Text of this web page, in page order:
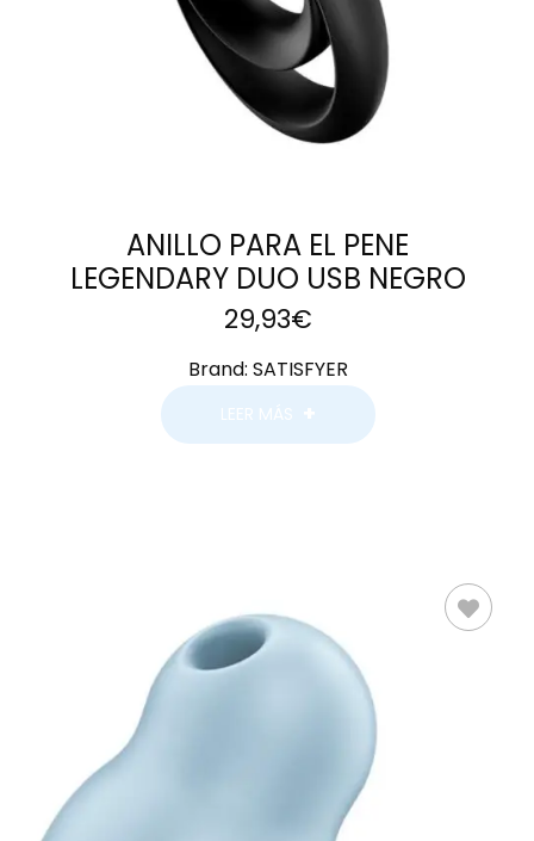
ANILLO PARA EL PENE
LEGENDARY DUO USB NEGRO
29,93€
Brand: SATISFYER
LEER MÁS